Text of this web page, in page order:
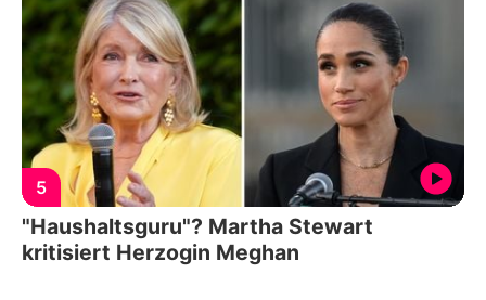
5
"Haushaltsguru"? Martha Stewart
kritisiert Herzogin Meghan